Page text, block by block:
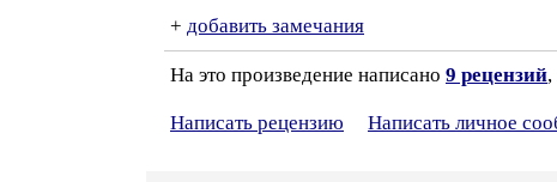
+ добавить замечания
На это произведение написано 9 рецензий
Написать рецензию Написать личное